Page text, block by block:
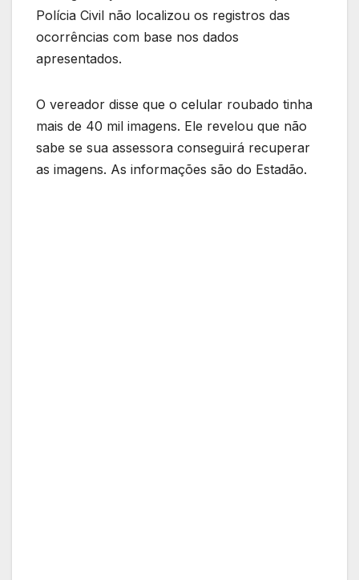
Polícia Civil não localizou os registros das
ocorrências com base nos dados
apresentados.
O vereador disse que o celular roubado tinha
mais de 40 mil imagens. Ele revelou que não
sabe se sua assessora conseguirá recuperar
as imagens. As informações são do Estadão.